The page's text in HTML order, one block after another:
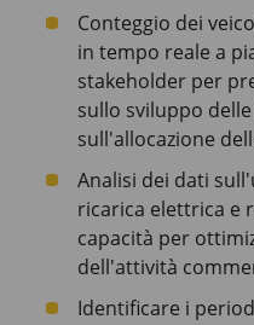
Conteggio dei
in tempo reale a
stakeholder per
sullo sviluppo
sull'allocazione
Analisi dei dati
ricarica elettrica e
capacità per
dell'attività
Identificare i